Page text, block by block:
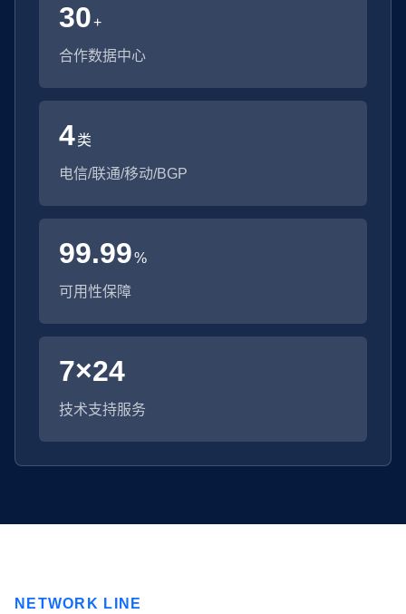
30+
合作数据中心
4类
电信/联通/移动/BGP
99.99%
可用性保障
7×24
技术支持服务
NETWORK LINE